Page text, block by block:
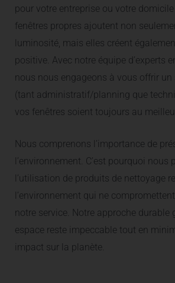
pour votre entreprise ou votre domicile
fenêtres propres ajoutent non
luminosité, mais elles créent
positive. Avec notre équipe d’experts
nous nous engageons à vous offrir un
(tant administratif/planning que
vos fenêtres soient toujours au
Nous comprenons l’importance de
l’environnement. C’est pourquoi nous
l’utilisation de produits de nettoyage
l’environnement qui ne
notre service. Notre approche durable
espace reste impeccable tout en
impact sur la planète.